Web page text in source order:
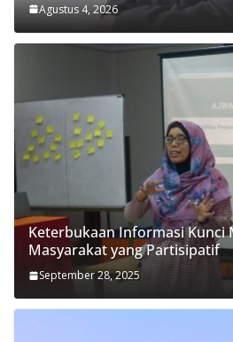
Agustus 4, 2026
Keterbukaan Informasi Kunci
Masyarakat yang Partisipatif
September 28, 2025